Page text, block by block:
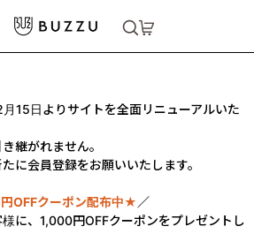
15日よりサイトを全面リニューアルいた
継がれません。
に会員登録をお願いいたします。
OFFクーポン配布中★ ／
に、1,000円OFFクーポンをプレゼントし